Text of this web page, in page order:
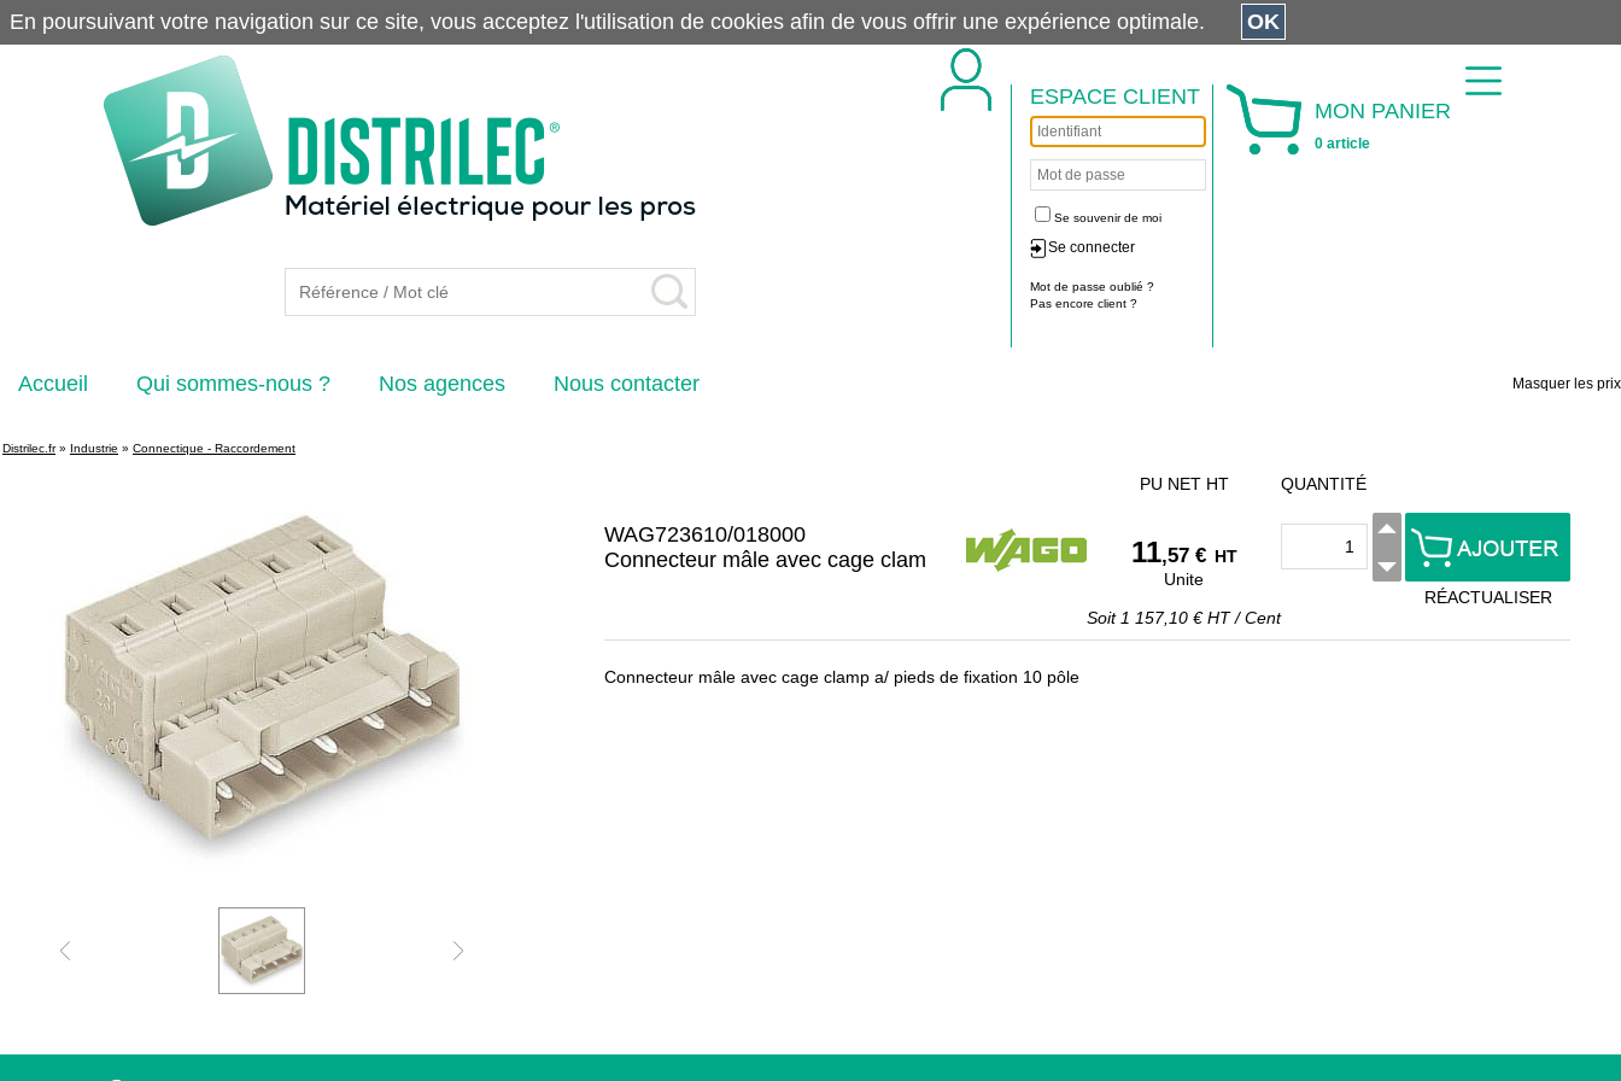
ESPACE CLIENT
Se souvenir de moi
Se connecter
Mot de passe oublié ?
Pas encore client ?
MON PANIER
0 article
Accueil Qui sommes-nous ? Nos agences Nous contacter Masquer les prix
Distrilec.fr» Industrie » Connectique - Raccordement
WAG723610/018000
Connecteur mâle avec cage clam
PU NET HT
11,57 € HT
Unite
Soit 1 157,10 € HT/Cent
QUANTITÉ
RÉACTUALISER
Connecteur mâle avec cage clamp a/ pieds de fixation 10 pôle
En poursuivant votre navigation sur ce site, vous acceptez l'utilisation de cookies afin de vous offrir une expérience optimale. OK